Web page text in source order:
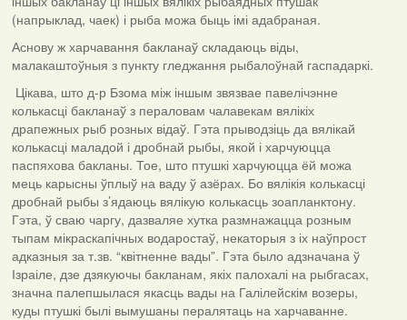
(напрыклад, чаек) і рыба можа быць імі адабраная.
Аснову ж харчавання бакланаў складаюць віды,
малакаштоўныя з пункту гледжання рыбалоўнай гаспадаркі.
Цікава, што д-р Бзома між іншым звязвае павелічэнне
колькасці бакланаў з пераловам чалавекам вялікіх
драпежных рыб розных відаў. Гэта прыводзіць да вялікай
колькасці маладой і дробнай рыбы, якой і харчуюцца
паспяхова бакланы. Тое, што птушкі харчуюцца ёй можа
мець карысны ўплыў на ваду ў азёрах. Бо вялікія колькасці
дробнай рыбы з’ядаюць вялікую колькасць зоапланктону.
Гэта, ў сваю чаргу, дазваляе хутка размнажацца розным
тыпам мікраскапічных водаростаў, некаторыя з іх наўпрост
адказныя за т.зв. “квітненне вады”. Гэта было адзначана ў
Ізраіле, дзе дзякуючы бакланам, якіх палохалі на рыбгасах,
значна палепшылася якасць вады на Галілейскім возеры,
куды птушкі былі вымушаны пералятаць на харчаванне.